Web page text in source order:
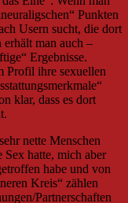
Punkten
Usern sucht, die dort
erhält man auch –
Ergebnisse.
Profil ihre sexuellen
klar, dass es dort
nette Menschen
hatte, mich aber
habe und von
Kreis“ zählen
Partnerschaften